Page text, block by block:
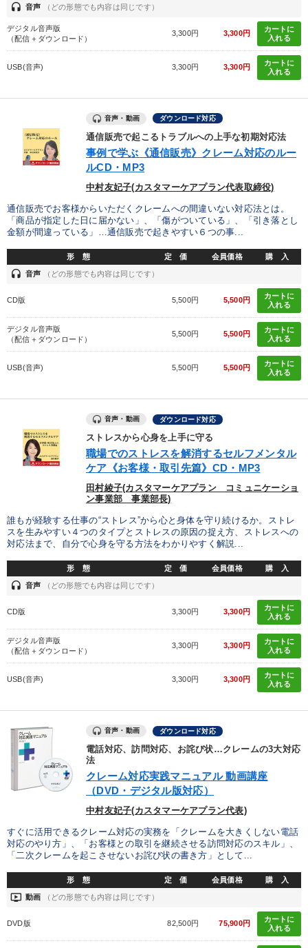
headset 音声 （どの形態でも内容は同じです）
デジタル音声版
（配信＋ダウンロード）
3,300円 3,300円
カートに
入れる
USB(音声) 3,300円 3,300円
カートに
入れる
音声・動画 ダウンロード対応
通信販売で起こるトラブルへの上手な初期対応法
事例で学ぶ《通信販売》クレーム対応のルー
ルCD・MP3
中村友妃子(カスタマーケアプラン代表取締役)
通信販売でお客様からいただくクレームへの間違いない対応法とは。
「商品が指定した日に届かない」、「傷がついている」、「引き落とし
金額が間違っている」…通信販売で起きやすい６つの事...
形 態 定 価 会員価格 購 入
headset 音声 （どの形態でも内容は同じです）
CD版 5,500円 5,500円
カートに
入れる
デジタル音声版
（配信＋ダウンロード）
5,500円 5,500円
カートに
入れる
USB(音声) 5,500円 5,500円
カートに
入れる
音声・動画 ダウンロード対応
ストレスから心身を上手に守る
職場でのストレスを解消するセルフメンタル
ケア《お客様・取引先篇》CD・MP3
田村綾子(カスタマーケアプラン コミュニケーショ
ン事業部 事業部長)
誰もが経験する仕事の“ストレス”から心と身体を守り続けるか。ストレ
スを生みやすい４つのタイプとストレスの原因の捉え方、ストレスへの
対応法まで、自分で心身を守る方法をわかりやすく解説...
形 態 定 価 会員価格 購 入
headset 音声 （どの形態でも内容は同じです）
CD版 3,300円 3,300円
カートに
入れる
デジタル音声版
（配信＋ダウンロード）
3,300円 3,300円
カートに
入れる
USB(音声) 3,300円 3,300円
カートに
入れる
音声・動画 ダウンロード対応
電話対応、訪問対応、お詫び状…クレームの3大対応
法
クレーム対応実践マニュアル 動画講座
（DVD・デジタル版対応）
中村友妃子(カスタマーケアプラン代表)
すぐに活用できるクレーム対応の実務を「クレームを大きくしない電話
対応のやり方」、「お客様との取引を継続させる訪問対応のスキル」、
「二次クレームを起こさせないお詫び状の書き方」として...
形 態 定 価 会員価格 購 入
ondemand_video 動画 （どの形態でも内容は同じです）
DVD版 82,500円 75,900円
カートに
入れる